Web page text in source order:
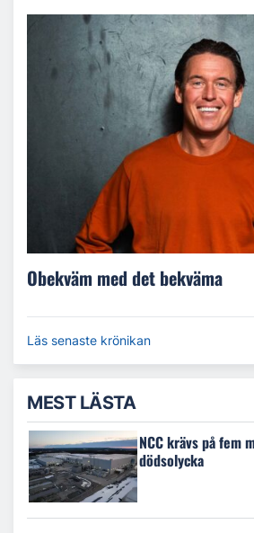
Obekväm med det bekväma
Läs senaste krönikan
MEST LÄSTA
NCC krävs på fem
dödsolycka